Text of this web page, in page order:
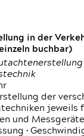
in der
buchbar)
der
jeweils
und Messgeräte
•